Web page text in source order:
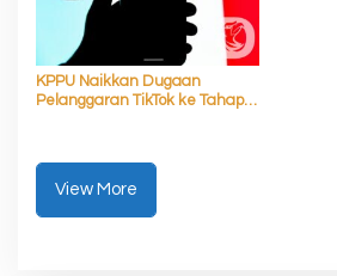
KPPU Naikkan Dugaan
Pelanggaran TikTok ke Tahap
View More